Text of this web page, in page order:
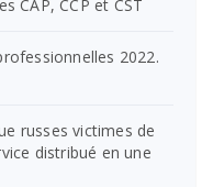
CAP, CCP et CST
2022.
russes victimes de
distribué en une